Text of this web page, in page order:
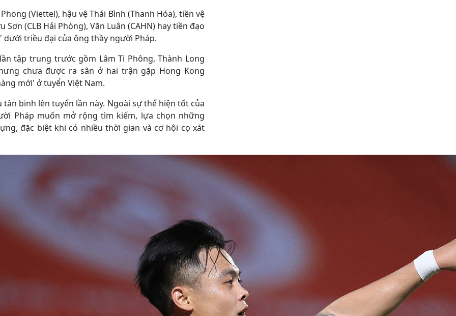
(Viettel), hậu vệ Thái Bình (Thanh Hóa), tiền vệ
(CLB Hải Phòng), Văn Luân (CAHN) hay tiền đạo
dưới triều đại của ông thầy người Pháp.
tập trung trước gồm Lâm Ti Phông, Thành Long
chưa được ra sân ở hai trận gặp Hong Kong
mới' ở tuyển Việt Nam.
tân binh lên tuyển lần này. Ngoài sự thể hiện tốt của
Pháp muốn mở rộng tìm kiếm, lựa chọn những
đặc biệt khi có nhiều thời gian và cơ hội cọ xát